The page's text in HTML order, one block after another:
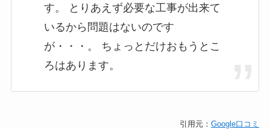
す。 とりあえず必要な工事が出来て
いるから問題はないのです
が・・・。 ちょっとだけおもうとこ
ろはあります。
引用元：Google口コミ